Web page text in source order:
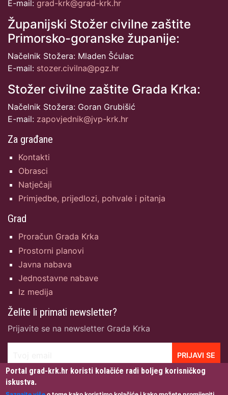
E-mail: grad-krk@grad-krk.hr
Županijski Stožer civilne zaštite
Primorsko-goranske županije:
Načelnik Stožera: Mladen Šćulac
E-mail: stozer.civilna@pgz.hr
Stožer civilne zaštite Grada Krka:
Načelnik Stožera: Goran Grubišić
E-mail: zapovjednik@jvp-krk.hr
Za građane
Kontakti
Obrasci
Natječaji
Primjedbe, prijedlozi, pohvale i pitanja
Grad
Proračun Grada Krka
Prostorni planovi
Javna nabava
Jednostavne nabave
Iz medija
Želite li primati newsletter?
Prijavite se na newsletter Grada Krka
PRIJAVI SE
Portal grad-krk.hr koristi kolačiće radi boljeg korisničkog
iskustva.